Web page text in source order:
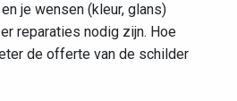
je wensen (kleur, glans)
reparaties nodig zijn. Hoe
de offerte van de schilder